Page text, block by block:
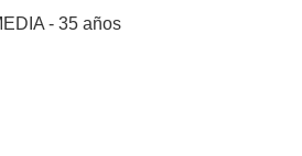
- 35 años